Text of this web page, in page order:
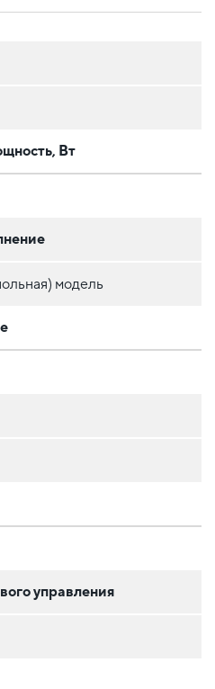
Вт
модель
управления